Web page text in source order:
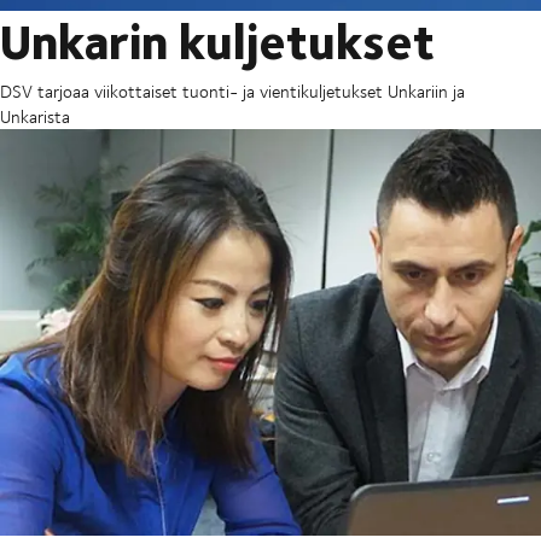
Unkarin kuljetukset
DSV tarjoaa viikottaiset tuonti- ja vientikuljetukset Unkariin ja
Unkarista